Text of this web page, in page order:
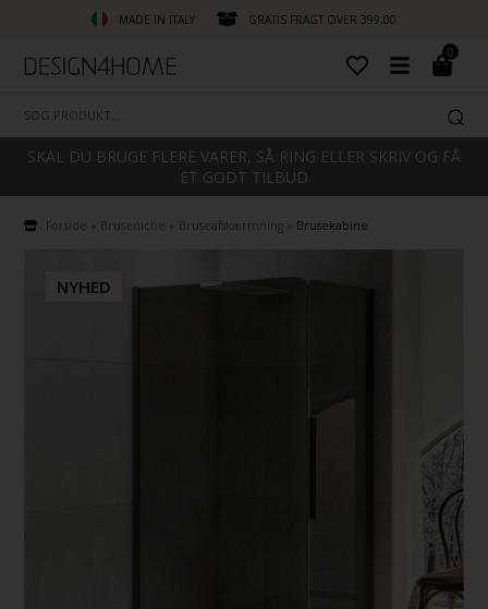
MADE IN ITALY GRATIS FRAGT OVER 399,00
0
SKAL DU BRUGE FLERE VARER, SÅ RING ELLER SKRIV OG FÅ
ET GODT TILBUD
Forside Bruseniche Bruseafskærmning Brusekabine
NYHED